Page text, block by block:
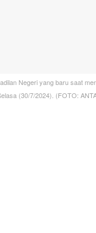
Negeri yang baru saat
(30/7/2024). (FOTO: